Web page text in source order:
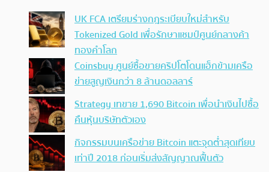
UK FCA เตรียมร่างกฎระเบียบใหม่สำหรับ
Tokenized Gold เพื่อรักษาแชมป์ศูนย์กลางค้า
ทองคำโลก
Coinsbuy ศูนย์ซื้อขายคริปโตโดนแฮ็กข้ามเครือ
ข่ายสูญเงินกว่า 8 ล้านดอลลาร์
Strategy เทขาย 1,690 Bitcoin เพื่อนำเงินไปซื้อ
คืนหุ้นบริษัทตัวเอง
กิจกรรมบนเครือข่าย Bitcoin แตะจุดต่ำสุดเทียบ
เท่าปี 2018 ก่อนเริ่มส่งสัญญาณฟื้นตัว